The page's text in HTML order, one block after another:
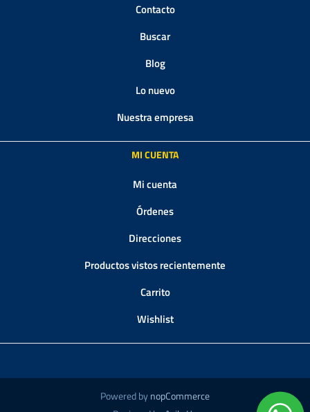
Contacto
Buscar
Blog
Lo nuevo
Nuestra empresa
MI CUENTA
Mi cuenta
Órdenes
Direcciones
Productos vistos recientemente
Carrito
Wishlist
Powered bynopCommerce